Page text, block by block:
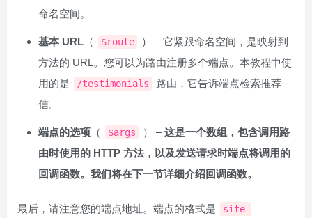
命名空间。
基本 URL （ $route
） – 它紧跟命名空间，是映射到
方法的 URL。您可以为路由注册多个端点。本教程中使
用的是
/testimonials
路由，它告诉端点检索推荐
信。
端点的选项 （ $args ） –这是一个数组，包含调用路
由时使用的 HTTP 方法，以及发送请求时端点将调用的
回调函数。我们将在下一节详细介绍回调函数。
最后，请注意您的端点地址。端点的格式是
site-